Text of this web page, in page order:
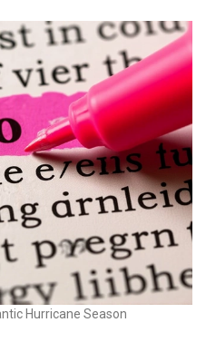
Hurricane Season